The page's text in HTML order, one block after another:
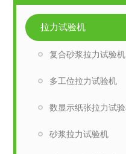
拉力试验机
复合砂浆拉力试验机
多工位拉力试验机
数显示纸张拉力试
砂浆拉力试验机